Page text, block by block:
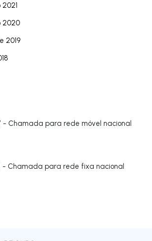
2020
2019
- Chamada para rede móvel nacional
- Chamada para rede fixa nacional